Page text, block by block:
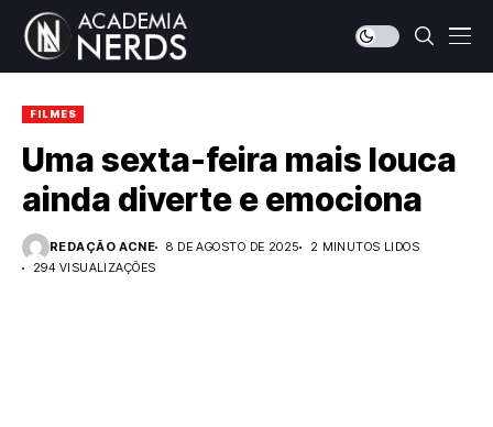
FILMES
Uma sexta-feira mais louca
ainda diverte e emociona
REDAÇÃO ACNE 8 DE AGOSTO DE 2025
2 MINUTOS LIDOS
294 VISUALIZAÇÕES